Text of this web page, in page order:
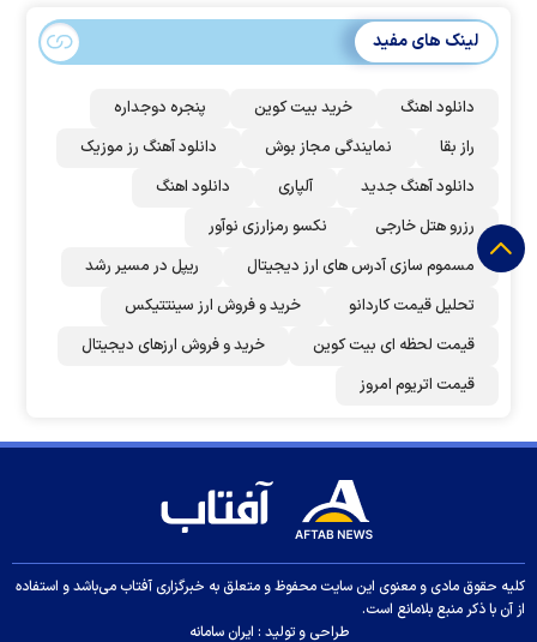
لینک های مفید
دانلود اهنگ خرید بیت کوین
پنجره دوجداره
راز بقا
نمایندگی مجاز بوش
دانلود آهنگ رز‌ موزیک
دانلود آهنگ جدید
آلپاری
دانلود اهنگ
رزرو هتل خارجی
نکسو رمزارزی نوآور
مسموم سازی آدرس های ارز دیجیتال
ریپل در مسیر رشد
تحلیل قیمت کاردانو
خرید و فروش ارز سینتتیکس
قیمت لحظه ای بیت کوین
خرید و فروش ارزهای دیجیتال
قیمت اتریوم امروز
کلیه حقوق مادی و معنوی این سایت محفوظ و متعلق به خبرگزاری آفتاب می‌باشد و استفاده
از آن با ذکر منبع بلامانع است.
طراحی و تولید : ایران سامانه